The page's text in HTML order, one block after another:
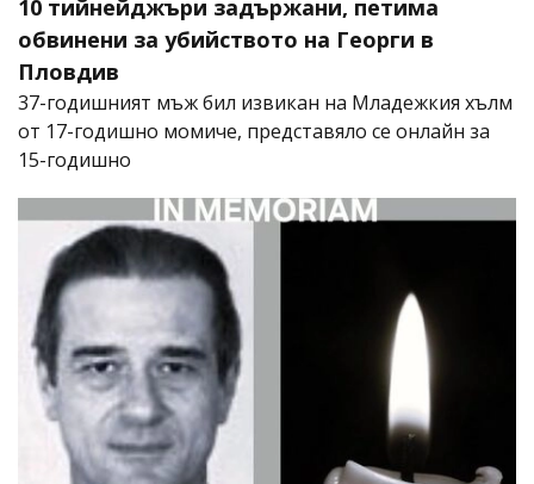
10 тийнейджъри задържани, петима
обвинени за убийството на Георги в
Пловдив
37-годишният мъж бил извикан на Младежкия хълм
от 17-годишно момиче, представяло се онлайн за
15-годишно